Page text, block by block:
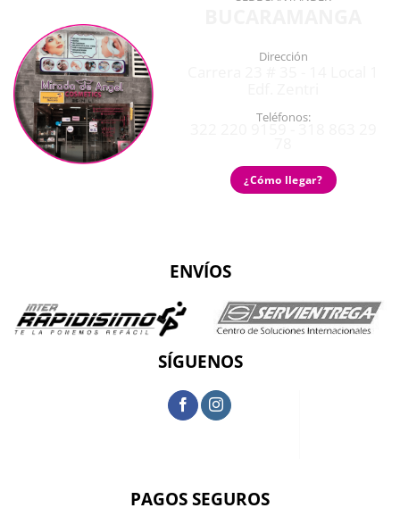
Dirección
Teléfonos:
¿Cómo llegar?
ENVÍOS
SÍGUENOS
PAGOS SEGUROS